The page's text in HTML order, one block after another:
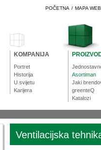
POČETNA / MAPA
KOMPANIJA
Portret
Historija
U svijetu
Karijera
Asortiman
Jaki
greenteQ
Katalozi
Ventilacijska